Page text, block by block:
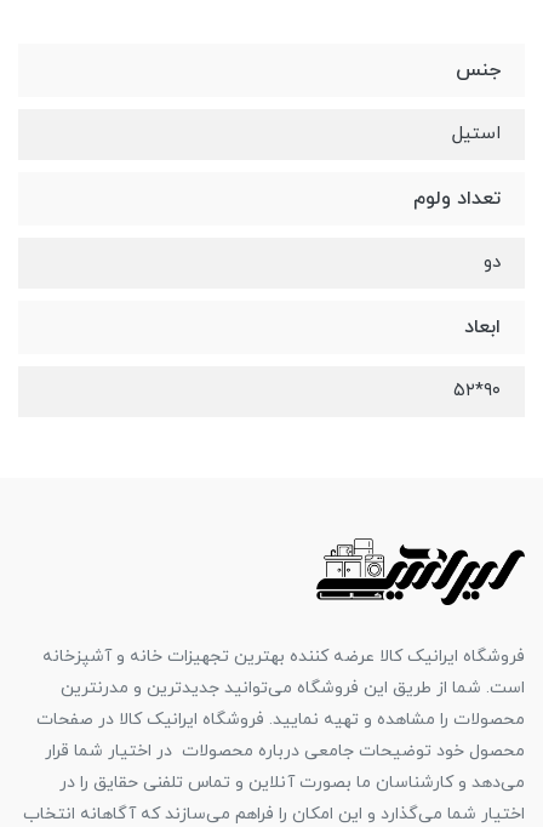
جنس
استیل
تعداد ولوم
دو
ابعاد
۹۰*۵۲
فروشگاه ایرانیک کالا عرضه کننده بهترین تجهیزات خانه و آشپزخانه
است. شما از طریق این فروشگاه می‌توانید جدیدترین و مدرنترین
محصولات را مشاهده و تهیه نمایید. فروشگاه ایرانیک کالا در صفحات
محصول خود توضیحات جامعی درباره محصولات در اختیار شما قرار
می‌دهد و کارشناسان ما بصورت آنلاین و تماس تلفنی حقایق را در
اختیار شما می‌گذارد و این امکان را فراهم می‌سازند که آگاهانه انتخاب